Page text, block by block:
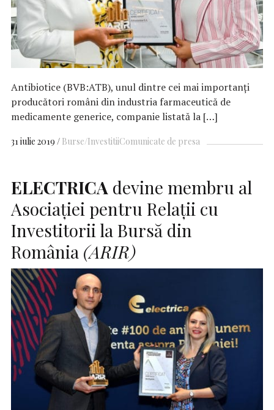
Antibiotice (BVB:ATB), unul dintre cei mai importanți
producători români din industria farmaceutică de
medicamente generice, companie listată la […]
31 iulie 2019 Burse/InvestitiiComunicate de presa
ELECTRICA devine membru al
Asociației pentru Relații cu
Investitorii la Bursă din
România (ARIR)